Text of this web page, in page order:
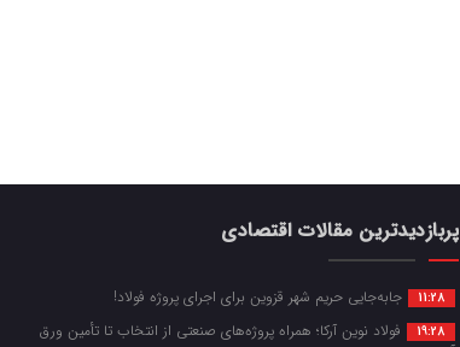
پربازدیدترین مقالات اقتصادی
11:28 جابه‌جایی حریم شهر قزوین برای اجرای پروژه فولاد!
19:28
فولاد نوین آرکا؛ همراه پروژه‌های صنعتی از انتخاب تا تأمین ورق